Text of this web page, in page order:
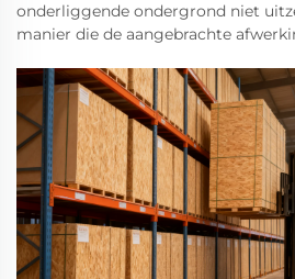
onderliggende ondergrond niet
manier die de aangebrachte